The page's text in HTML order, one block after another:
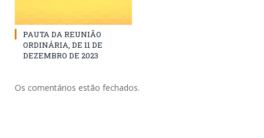
PAUTA DA REUNIÃO
ORDINÁRIA, DE 11 DE
DEZEMBRO DE 2023
Os comentários estão fechados.